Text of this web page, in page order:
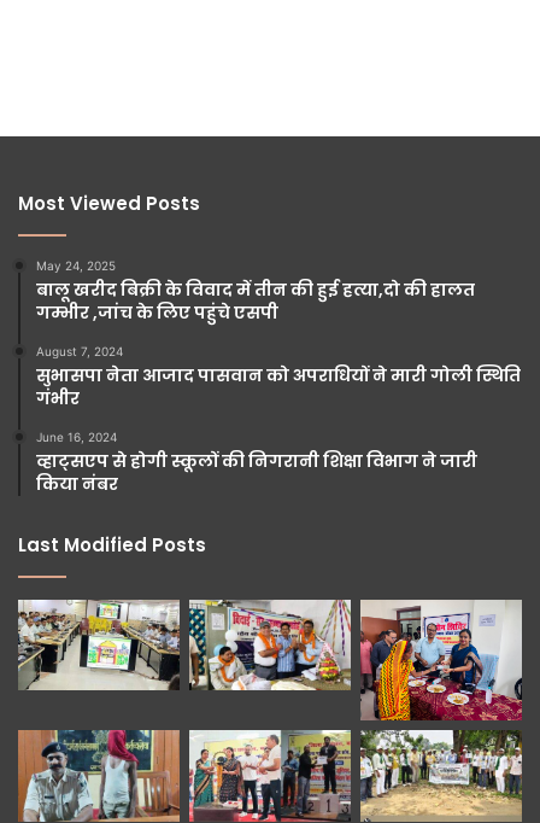
Most Viewed Posts
May 24, 2025
बालू खरीद बिक्री के विवाद में तीन की हुई हत्या,दो की हालत
गम्भीर ,जांच के लिए पहुंचे एसपी
August 7, 2024
सुभासपा नेता आजाद पासवान को अपराधियों ने मारी गोली स्थिति
गंभीर
June 16, 2024
व्हाट्सएप से होगी स्कूलों की निगरानी शिक्षा विभाग ने जारी
किया नंबर
Last Modified Posts